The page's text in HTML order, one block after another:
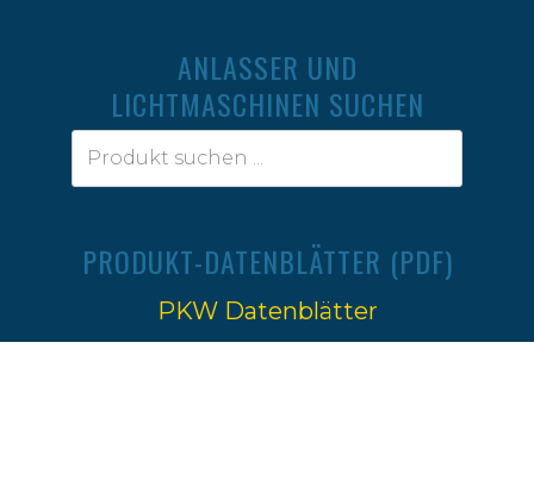
ANLASSER UND
LICHTMASCHINEN SUCHEN
PRODUKT-DATENBLÄTTER (PDF)
PKW Datenblätter